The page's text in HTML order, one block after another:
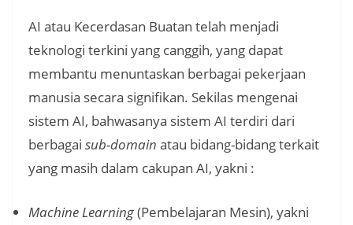
AI atau Kecerdasan Buatan telah menjadi
teknologi terkini yang canggih, yang dapat
membantu menuntaskan berbagai pekerjaan
manusia secara signifikan. Sekilas mengenai
sistem AI, bahwasanya sistem AI terdiri dari
berbagai sub-domain atau bidang-bidang terkait
yang masih dalam cakupan AI, yakni :
Machine Learning(Pembelajaran Mesin), yakni